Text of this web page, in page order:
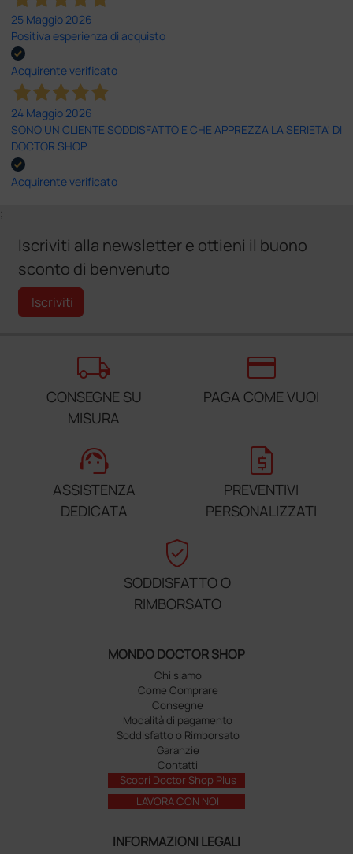
25 Maggio 2026
Positiva esperienza di acquisto
Acquirente verificato
24 Maggio 2026
SONO UN CLIENTE SODDISFATTO E CHE APPREZZA LA SERIETA' DI
DOCTOR SHOP
Acquirente verificato
;
Iscriviti alla newsletter e ottieni il buono
sconto di benvenuto
Iscriviti
local_shipping
CONSEGNE SU
MISURA
credit_card
PAGA COME VUOI
support_agent
ASSISTENZA
DEDICATA
request_quote
PREVENTIVI
PERSONALIZZATI
verified_user
SODDISFATTO O
RIMBORSATO
MONDO DOCTOR SHOP
Chi siamo
Come Comprare
Consegne
Modalità di pagamento
Soddisfatto o Rimborsato
Garanzie
Contatti
Scopri Doctor Shop Plus
LAVORA CON NOI
INFORMAZIONI LEGALI